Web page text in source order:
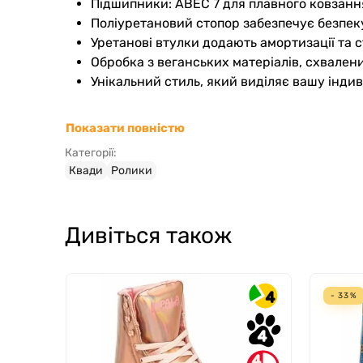
Підшипники: ABEC 7 для плавного
Поліуретановий стопор забезпечує
Уретанові втулки додають амортизації та
Обробка з веганських матеріалів,
Унікальний стиль, який виділяє вашу
допомагають покращити координацію рухів і
Для кого підходять
Для активних людей, що прагнуть
Фанатів продукції бренду Impala, відомого
Roliki.ua пропонує ролики Impala Plum —
Показати повністю
Категорії:
Квади
Ролики
Дивіться також
4
4
- 33%